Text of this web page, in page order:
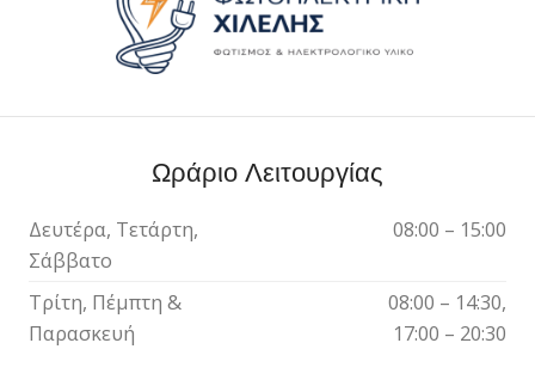
Ωράριο Λειτουργίας
Δευτέρα, Τετάρτη,
Σάββατο
08:00 – 15:00
Τρίτη, Πέμπτη &
Παρασκευή
08:00 – 14:30,
17:00 – 20:30